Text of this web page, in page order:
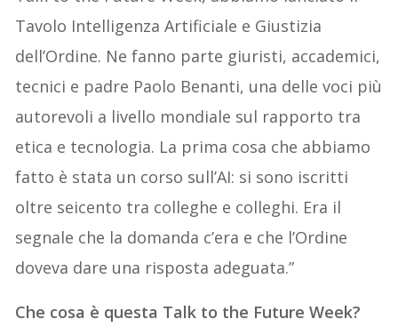
Tavolo Intelligenza Artificiale e Giustizia
dell’Ordine. Ne fanno parte giuristi, accademici,
tecnici e padre Paolo Benanti, una delle voci più
autorevoli a livello mondiale sul rapporto tra
etica e tecnologia. La prima cosa che abbiamo
fatto è stata un corso sull’AI: si sono iscritti
oltre seicento tra colleghe e colleghi. Era il
segnale che la domanda c’era e che l’Ordine
doveva dare una risposta adeguata.”
Che cosa è questa Talk to the Future Week?